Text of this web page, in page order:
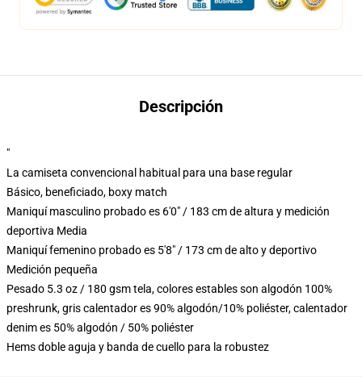
Descripción
"
La camiseta convencional habitual para una base regular
Básico, beneficiado, boxy match
Maniquí masculino probado es 6'0" / 183 cm de altura y medición
deportiva Media
Maniquí femenino probado es 5'8" / 173 cm de alto y deportivo
Medición pequeña
Pesado 5.3 oz / 180 gsm tela, colores estables son algodón 100%
preshrunk, gris calentador es 90% algodón/10% poliéster, calentador
denim es 50% algodón / 50% poliéster
Hems doble aguja y banda de cuello para la robustez